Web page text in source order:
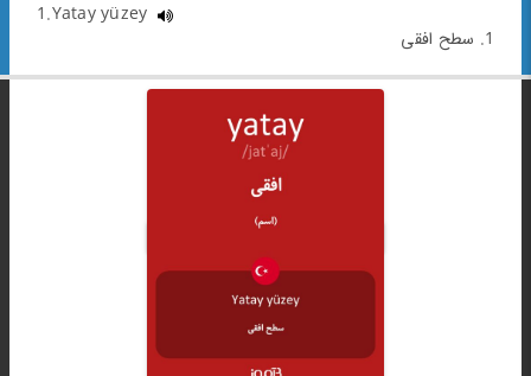
1.Yatay yüzey
1. سطح افقی